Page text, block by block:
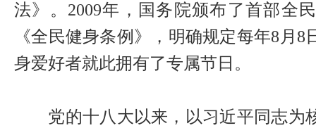
法》。2009年，国务院颁布了首部
《全民健身条例》，明确规定每年8月
身爱好者就此拥有了专属节日。
党的十八大以来，以习近平同志为